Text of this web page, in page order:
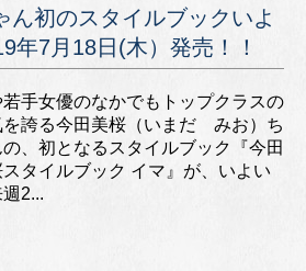
ん初のスタイルブックいよ
年7月18日(木）発売！！
手女優のなかでもトップクラスの
を誇る今田美桜（いまだ みお）ち
の、初となるスタイルブック『今田
スタイルブック イマ』が、いよい
2...